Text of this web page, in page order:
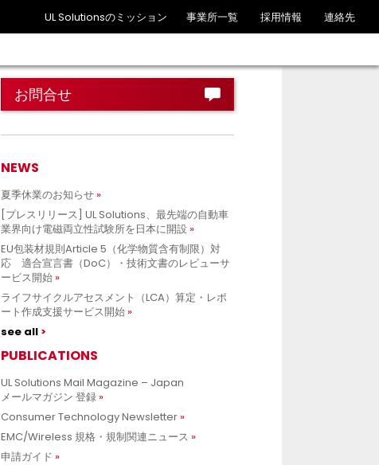
UL Solutionsのミッション 事業所一覧 採用情報 連絡先
お問合せ
NEWS
夏季休業のお知らせ
[プレスリリース] UL Solutions、最先端の自動車
業界向け電磁両立性試験所を日本に開設
EU包装材規則Article 5（化学物質含有制限）対
応 適合宣言書（DoC）・技術文書のレビューサ
ービス開始
ライフサイクルアセスメント（LCA）算定・レポ
ート作成支援サービス開始
see all
PUBLICATIONS
UL Solutions Mail Magazine – Japan
メールマガジン 登録
Consumer Technology Newsletter
EMC/Wireless 規格・規制関連ニュース
申請ガイド